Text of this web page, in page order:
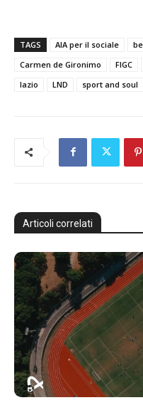
TAGS AIA per il sociale
Carmen de Gironimo
FIGC
lazio
LND sport and soul
Articoli correlati